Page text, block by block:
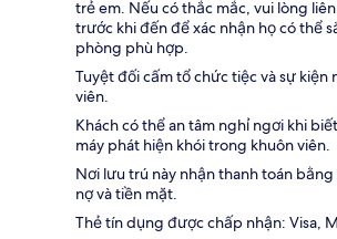
trẻ em. Nếu có thắc mắc, vui lòng
trước khi đến để xác nhận họ có thể
phòng phù hợp.
Tuyệt đối cấm tổ chức tiệc và sự kiện
viên.
Khách có thể an tâm nghỉ ngơi khi
máy phát hiện khói trong khuôn viên.
Nơi lưu trú này nhận thanh toán
nợ và tiền mặt.
Thẻ tín dụng được chấp nhận: Visa,